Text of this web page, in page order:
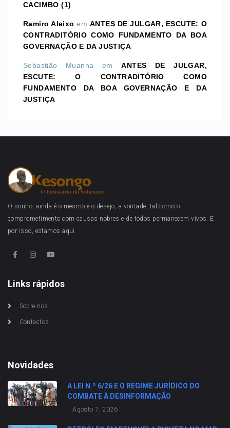
CACIMBO (1)
Ramiro Aleixo emANTES DE JULGAR, ESCUTE: O
CONTRADITÓRIO COMO FUNDAMENTO DA BOA
GOVERNAÇÃO E DA JUSTIÇA
Sebastião Muanha emANTES DE JULGAR,
ESCUTE: O CONTRADITÓRIO COMO
FUNDAMENTO DA BOA GOVERNAÇÃO E DA
JUSTIÇA
O sonho, ainda é o mesmo e o desejo, a vontade, tal como o
comprometimento com causas nobres e de todos permanecem vivos. E
por isso, estamos aqui.
Links rápidos
Sobre nós
Contactos
Novidades
A LEI N.º 6/26 E O REGIME JURÍDICO DO
COMBATE À DESINFORMAÇÃO
Agosto 7, 2026